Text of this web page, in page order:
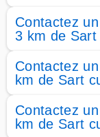
Contactez
3 km de Sart
Contactez
km de Sart
Contactez
km de Sart